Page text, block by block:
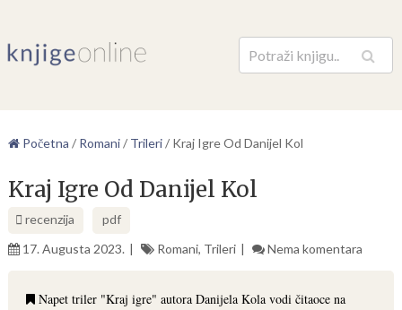
Pretraga
Početna / Romani/ Trileri/ Kraj Igre Od Danijel Kol
Kraj Igre Od Danijel Kol
recenzija
pdf
17. Augusta 2023.
Romani, Trileri Nema komentara
Napet triler "Kraj igre" autora Danijela Kola vodi čitaoce na